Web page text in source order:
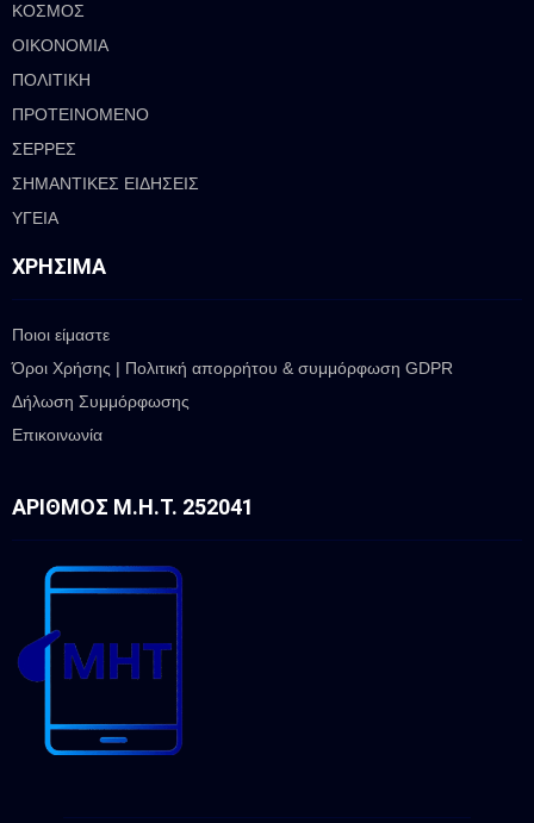
ΚΟΣΜΟΣ
ΟΙΚΟΝΟΜΙΑ
ΠΟΛΙΤΙΚΗ
ΠΡΟΤΕΙΝΟΜΕΝΟ
ΣΕΡΡΕΣ
ΣΗΜΑΝΤΙΚΕΣ ΕΙΔΗΣΕΙΣ
ΥΓΕΙΑ
ΧΡΉΣΙΜΑ
Ποιοι είμαστε
Όροι Χρήσης | Πολιτική απορρήτου & συμμόρφωση GDPR
Δήλωση Συμμόρφωσης
Επικοινωνία
ΑΡΙΘΜΌΣ Μ.Η.Τ. 252041